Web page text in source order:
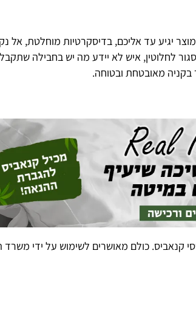
אליכם, בדיסקרטיות מוחלטת, אל נקודת איסוף
איש לא יידע מה יש בחבילה שתקבלו מלבדכם.
ובטוחה.
כולם מאושרים לשימוש על ידי משרד הבריאות